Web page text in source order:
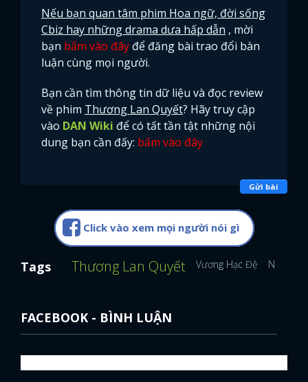
Nếu bạn quan tâm phim Hoa ngữ, đời sống
Cbiz hay những drama dưa hấp dẫn , mời
bạn bấm vào đây để đăng bài trao đổi bàn
luận cùng mọi người.
Bạn cần tìm thông tin dữ liệu và đọc review
về phim Thương Lan Quyết? Hãy truy cập
vào DAN Wiki để có tất tần tật những nội
dung bạn cần đấy: bấm vào đây
Gửi bài
Click vào xem mọi người nói gì
Tags Thương Lan Quyết Vương Hạc Đệ Ngu Thư
FACEBOOK - BÌNH LUẬN